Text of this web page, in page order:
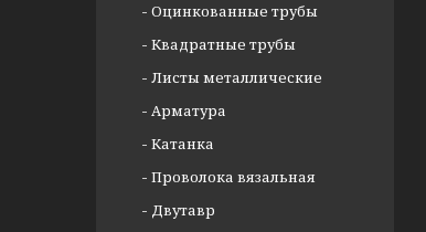
Оцинкованные трубы
Квадратные трубы
Листы металлические
Арматура
Катанка
Проволока вязальная
Двутавр